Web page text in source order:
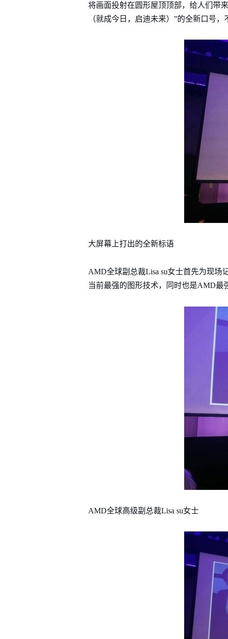
将画面投射在圆形屋顶顶部，给人们带
（就成今日，启迪未来）”的全新口号
大屏幕上打出的全新标语
AMD全球副总裁Lisa su女士首先为现场
当前最强的图形技术，同时也是AMD最
AMD全球高级副总裁Lisa su女士